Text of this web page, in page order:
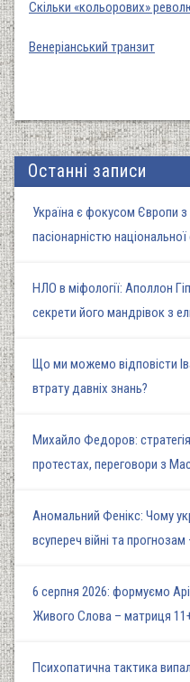
Скільки «кольорових»
Венеріанський транзит
Останні записи
Україна є фокусом Європи
пасіонарністю національної
НЛО в міфології: Аполлон
секрети його мандрівок з
Що ми можемо відповісти
втрату давніх знань?
Михайло Федоров:
протестах, переговори з
Аномальний Фенікс: Чому
всупереч війні та
6 серпня 2026: формуємо
Живого Слова – матриця
Психопатична тактика